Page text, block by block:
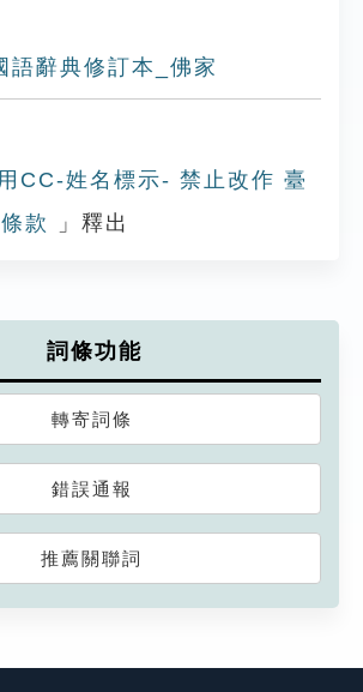
語辭典修訂本_佛家
CC-姓名標示- 禁止改作 臺
款
」釋出
詞條功能
轉寄詞條
錯誤通報
推薦關聯詞